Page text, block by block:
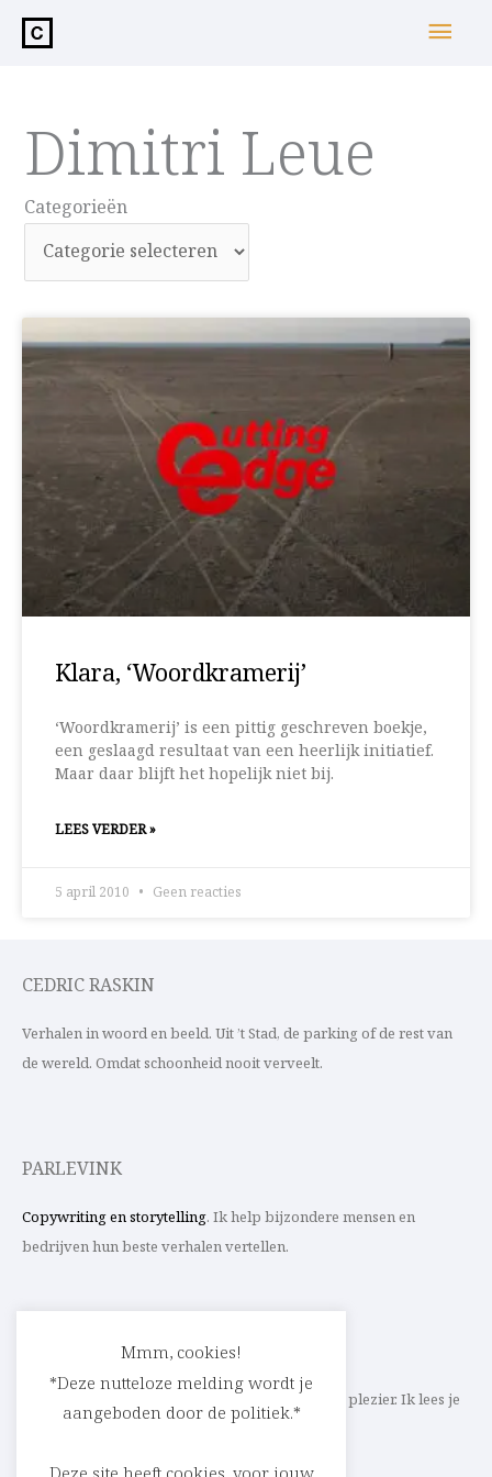
inhoud
Dimitri Leue
Categorieën
Categorieën
Klara, ‘Woordkramerij’
‘Woordkramerij’ is een pittig geschreven boekje,
een geslaagd resultaat van een heerlijk initiatief.
Maar daar blijft het hopelijk niet bij.
LEES VERDER »
5 april 2010 Geen reacties
CEDRIC RASKIN
Verhalen in woord en beeld. Uit ’t Stad, de parking of de rest van
de wereld. Omdat schoonheid nooit verveelt.
PARLEVINK
Copywriting en storytelling. Ik help bijzondere mensen en
bedrijven hun beste verhalen vertellen.
Schrijf ik straks mee aan jouw verhaal? Met veel plezier. Ik lees je
heel graag op
cedric@parlevink.be
Mmm, cookies!
*Deze nutteloze melding wordt je
aangeboden door de politiek.*